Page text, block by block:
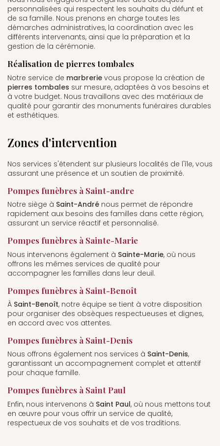
personnalisées qui respectent les souhaits du défunt et
de sa famille. Nous prenons en charge toutes les
démarches administratives, la coordination avec les
différents intervenants, ainsi que la préparation et la
gestion de la cérémonie.
Réalisation de pierres tombales
Notre service de marbrerie vous propose la création de
pierres tombales sur mesure, adaptées à vos besoins et
à votre budget. Nous travaillons avec des matériaux de
qualité pour garantir des monuments funéraires durables
et esthétiques.
Zones d'intervention
Nos services s'étendent sur plusieurs localités de l'île, vous
assurant une présence et un soutien de proximité.
Pompes funèbres à Saint-andre
Notre siège à Saint-André nous permet de répondre
rapidement aux besoins des familles dans cette région,
assurant un service réactif et personnalisé.
Pompes funèbres à Sainte-Marie
Nous intervenons également à Sainte-Marie, où nous
offrons les mêmes services de qualité pour
accompagner les familles dans leur deuil.
Pompes funèbres à Saint-Benoît
À Saint-Benoît, notre équipe se tient à votre disposition
pour organiser des obsèques respectueuses et dignes,
en accord avec vos attentes.
Pompes funèbres à Saint-Denis
Nous offrons également nos services à Saint-Denis,
garantissant un accompagnement complet et attentif
pour chaque famille.
Pompes funèbres à Saint Paul
Enfin, nous intervenons à Saint Paul, où nous mettons tout
en œuvre pour vous offrir un service de qualité,
respectueux de vos souhaits et de vos traditions.